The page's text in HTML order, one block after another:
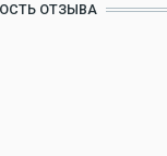
ОТЗЫВА